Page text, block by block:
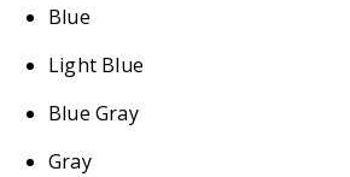
Blue
Light Blue
Blue Gray
Gray